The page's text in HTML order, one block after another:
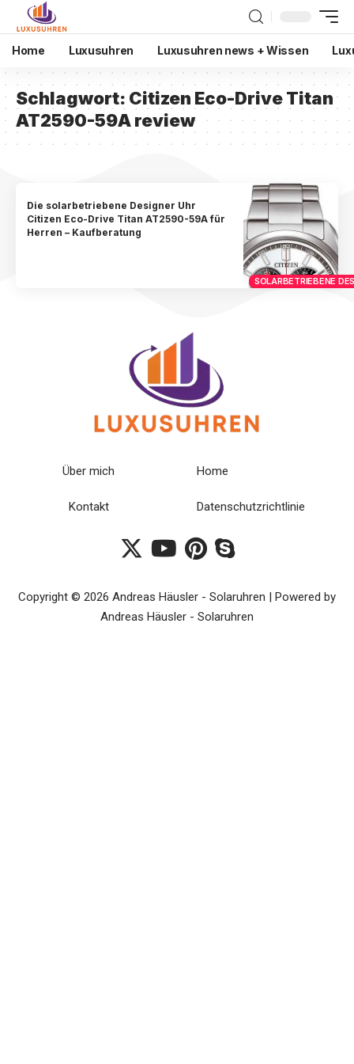
Home Luxusuhren Luxusuhren news + Wissen
Schlagwort: Citizen Eco-Drive Titan
AT2590-59A review
SOLARBETRIEBENE
Die solarbetriebene Designer Uhr
Citizen Eco-Drive Titan AT2590-59A für
Herren – Kaufberatung
Über mich
Kontakt
Home
Datenschutzrichtlinie
Copyright © 2026 Andreas Häusler - Solaruhren | Powered by
Andreas Häusler - Solaruhren